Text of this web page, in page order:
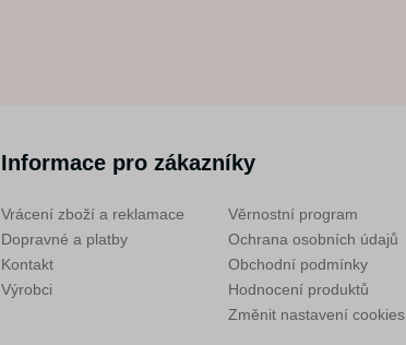
Informace pro zákazníky
Vrácení zboží a reklamace
Dopravné a platby
Kontakt
Výrobci
Věrnostní program
Ochrana osobních údajů
Obchodní podmínky
Hodnocení produktů
Změnit nastavení cookies